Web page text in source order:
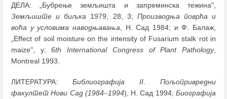
ДЕЛА: „Бубрење земљишта и запреминска тежина",
Земљиште и биљка 1979, 28, 3; Производња поврћа и
воћа у условима наводњавања , Н. Сад 1984; и Ф. Балаж,
„Effect of soil moisture on the intensity of Fusarium stalk rot in
maize", у:6th International Congress of Plant Pathology,
Montreal 1993.
ЛИТЕРАТУРА: Библиографија II
Пољопривредни
факултет Нови Сад (1984–1994), Н. Сад 1994;Биографија